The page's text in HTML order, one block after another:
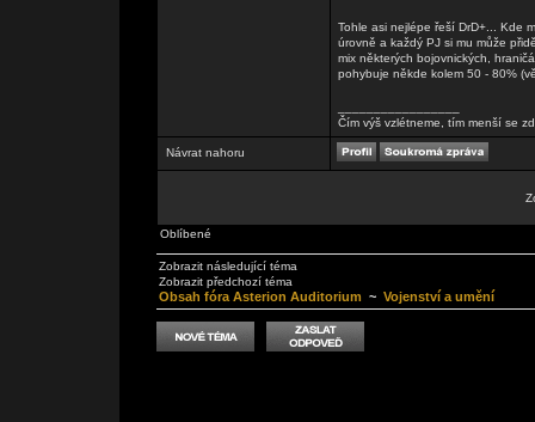
Tohle asi nejlépe řeší DrD+... Kde
úrovně a každý PJ si mu může
mix některých bojovnických,
pohybuje někde kolem 50 - 80%
Čím výš vzlétneme, tím menší se
Návrat nahoru
Oblíbené
Zobrazit následující téma
Zobrazit předchozí téma
Obsah fóra Asterion Auditorium ~ Vojenství a umění